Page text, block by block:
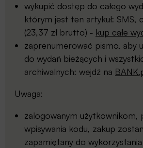
wykupić dostęp do całego
którym jest ten artykuł: SMS,
(23,37 zł brutto) - kup całe
zaprenumerować pismo, aby
do wydań bieżących i
archiwalnych: wejdź na
Uwaga:
zalogowanym użytkownikom,
wpisywania kodu, zakup
zapamiętany do